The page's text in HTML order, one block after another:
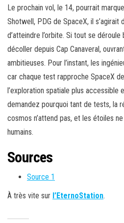
Le prochain vol, le 14, pourrait
Shotwell, PDG de SpaceX, il
d’atteindre l’orbite. Si tout se
décoller depuis Cap Canaveral,
ambitieuses. Pour l’instant, les
car chaque test rapproche SpaceX
l’exploration spatiale plus accessible
demandez pourquoi tant de tests, la
cosmos n’attend pas, et les étoiles
humains.
Sources
Source 1
À très vite sur l’EternoStation.